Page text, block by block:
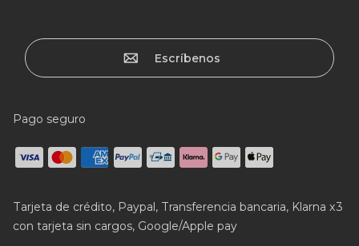
Escríbenos
Pago seguro
Tarjeta de crédito, Paypal, Transferencia bancaria, Klarna x3
con tarjeta sin cargos, Google/Apple pay